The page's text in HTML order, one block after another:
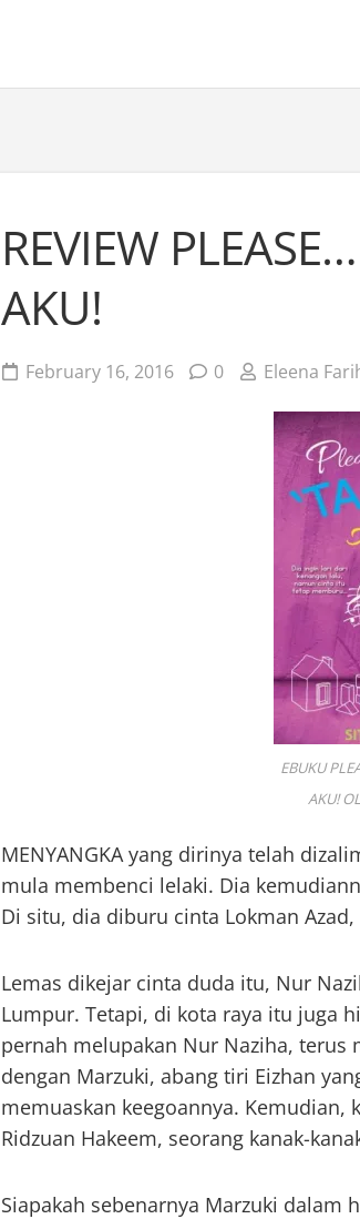
REVIEW
AKU!
February 16, 2016 0 Eleena
EBUKU
AKU!
MENYANGKA yang dirinya telah
mula membenci lelaki. Dia
Di situ, dia diburu cinta Lokman
Lemas dikejar cinta duda itu, Nur
Lumpur. Tetapi, di kota raya itu juga
pernah melupakan Nur Naziha, terus
dengan Marzuki, abang tiri Eizhan
memuaskan keegoannya.
Ridzuan Hakeem, seorang kanak-
Siapakah sebenarnya Marzuki dalam